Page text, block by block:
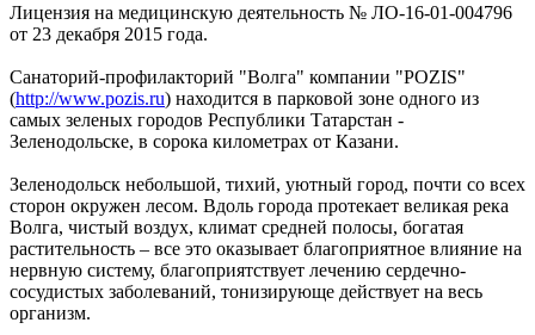
Лицензия на медицинскую деятельность № ЛО-16-01-004796
от 23 декабря 2015 года.
Санаторий-профилакторий "Волга" компании "POZIS"
(http://www.pozis.ru) находится в парковой зоне одного из
самых зеленых городов Республики Татарстан -
Зеленодольске, в сорока километрах от Казани.
Зеленодольск небольшой, тихий, уютный город, почти со всех
сторон окружен лесом. Вдоль города протекает великая река
Волга, чистый воздух, климат средней полосы, богатая
растительность – все это оказывает благоприятное влияние на
нервную систему, благоприятствует лечению сердечно-
сосудистых заболеваний, тонизирующе действует на весь
организм.